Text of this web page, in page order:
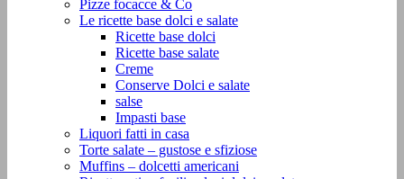
Pizze focacce & Co
Le ricette base dolci e salate
Ricette base dolci
Ricette base salate
Creme
Conserve Dolci e salate
salse
Impasti base
Liquori fatti in casa
Torte salate – gustose e sfiziose
Muffins – dolcetti americani